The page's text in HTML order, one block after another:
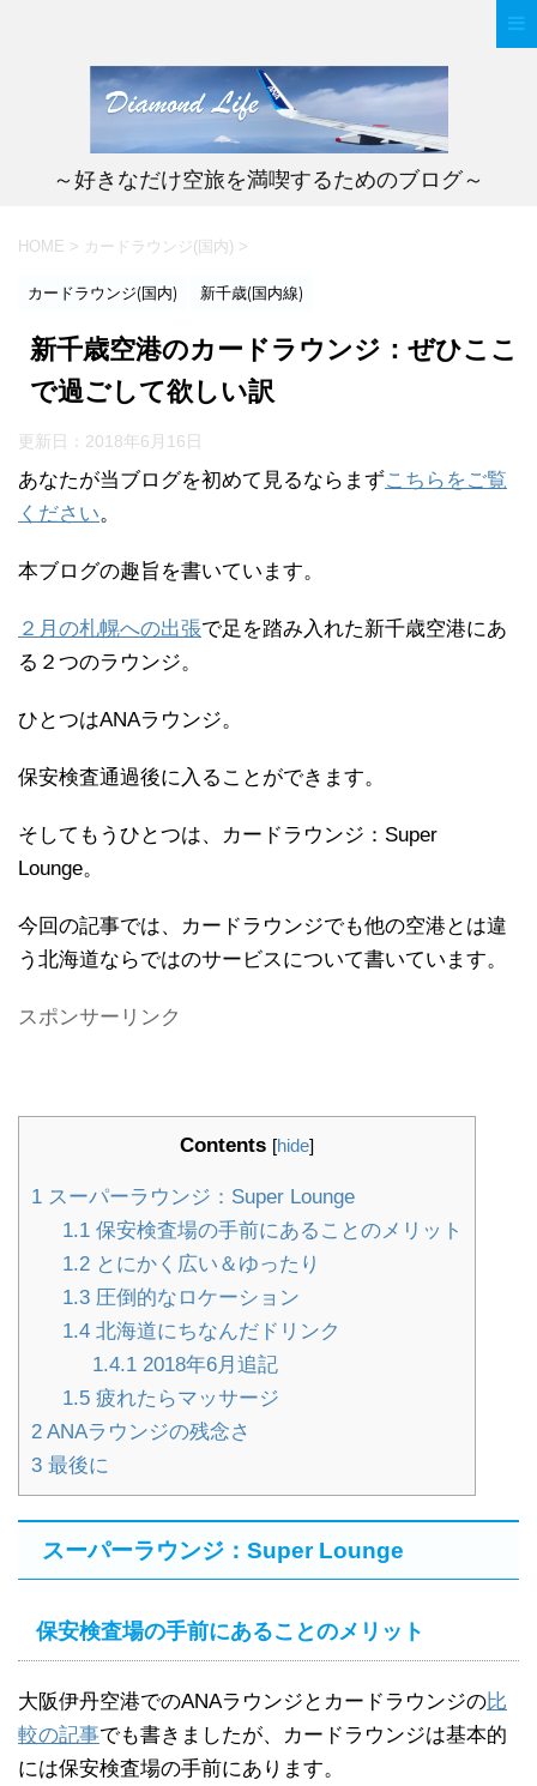
～好きなだけ空旅を満喫するためのブログ～
HOME > カードラウンジ(国内) >
カードラウンジ(国内) 新千歳(国内線)
新千歳空港のカードラウンジ：ぜひここ
で過ごして欲しい訳
更新日： 2018年6月16日
あなたが当ブログを初めて見るならまずこちらをご覧
ください。
本ブログの趣旨を書いています。
２月の札幌への出張で足を踏み入れた新千歳空港にあ
る２つのラウンジ。
ひとつはANAラウンジ。
保安検査通過後に入ることができます。
そしてもうひとつは、カードラウンジ：Super
Lounge。
今回の記事では、カードラウンジでも他の空港とは違
う北海道ならではのサービスについて書いています。
スポンサーリンク
Contents [hide]
1 スーパーラウンジ：Super Lounge
1.1保安検査場の手前にあることのメリット
1.2とにかく広い＆ゆったり
1.3圧倒的なロケーション
1.4北海道にちなんだドリンク
1.4.1 2018年6月追記
1.5疲れたらマッサージ
2 ANAラウンジの残念さ
3 最後に
スーパーラウンジ：Super Lounge
保安検査場の手前にあることのメリット
大阪伊丹空港でのANAラウンジとカードラウンジの比
較の記事でも書きましたが、カードラウンジは基本的
には保安検査場の手前にあります。